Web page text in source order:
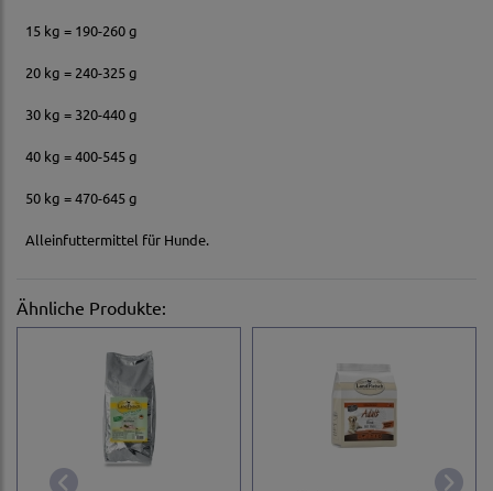
15 kg = 190-260 g
20 kg = 240-325 g
30 kg = 320-440 g
40 kg = 400-545 g
50 kg = 470-645 g
Alleinfuttermittel für Hunde.
Ähnliche Produkte: